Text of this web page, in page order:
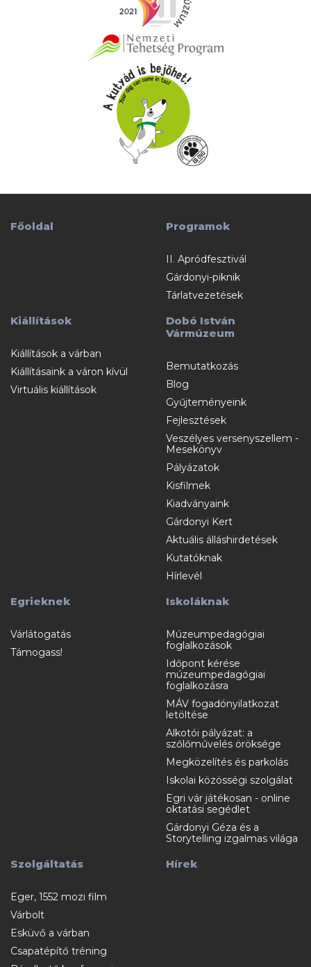
Főoldal Programok
II. Apródfesztivál
Gárdonyi-piknik
Tárlatvezetések
Kiállítások
Kiállítások a várban
Kiállításaink a váron kívül
Virtuális kiállítások
Dobó István
Vármúzeum
Bemutatkozás
Blog
Gyűjteményeink
Fejlesztések
Veszélyes versenyszellem -
Mesekönyv
Pályázatok
Kisfilmek
Kiadványaink
Gárdonyi Kert
Aktuális álláshirdetések
Kutatóknak
Hírlevél
Egrieknek
Várlátogatás
Támogass!
Iskoláknak
Múzeumpedagógiai
foglalkozások
Időpont kérése
múzeumpedagógiai
foglalkozásra
MÁV fogadónyilatkozat
letöltése
Alkotói pályázat: a
szőlőművelés öröksége
Megközelítés és parkolás
Iskolai közösségi szolgálat
Egri vár játékosan - online
oktatási segédlet
Gárdonyi Géza és a
Storytelling izgalmas világa
Szolgáltatás
Eger, 1552 mozi film
Várbolt
Esküvő a várban
Csapatépítő tréning
Hírek